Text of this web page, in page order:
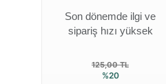
Son dönemde ilgi ve
sipariş hızı yüksek
125,00 TL
%20